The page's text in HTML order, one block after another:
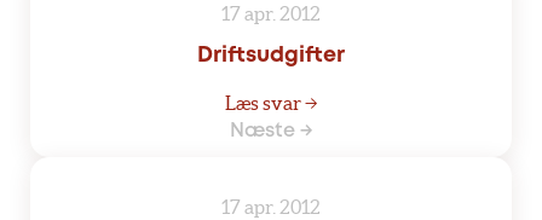
17 apr. 2012
Driftsudgifter
Læs svar →
Næste →
17 apr. 2012